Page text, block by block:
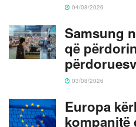
04/08/2026
Samsung
që
03/08/2026
Europa
kompanitë